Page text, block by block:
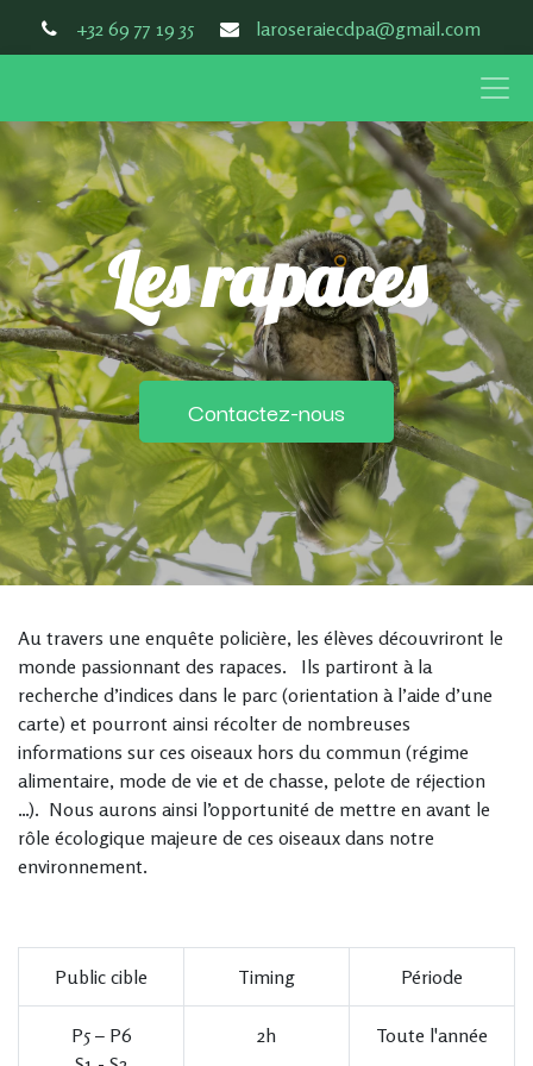
+32 69 77 19 35 laroseraiecdpa@gmail.com
Les rapaces
Contactez-nous
Au travers une enquête policière, les élèves découvriront le
monde passionnant des rapaces. Ils partiront à la
recherche d’indices dans le parc (orientation à l’aide d’une
carte) et pourront ainsi récolter de nombreuses
informations sur ces oiseaux hors du commun (régime
alimentaire, mode de vie et de chasse, pelote de réjection
…). Nous aurons ainsi l’opportunité de mettre en avant le
rôle écologique majeure de ces oiseaux dans notre
environnement.
Public cible Timing Période
P5 – P6
2h Toute l'année